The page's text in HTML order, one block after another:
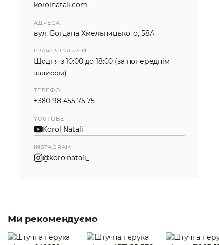
korolnatali.com
АДРЕСА
вул. Богдана Хмельницького, 58А
ГРАФІК РОБОТИ
Щодня з 10:00 до 18:00 (за попереднім
записом)
ТЕЛЕФОН
+380 98 455 75 75
YOUTUBE
Korol Natali
INSTAGRAM
@korolnatali_
Ми рекомендуємо